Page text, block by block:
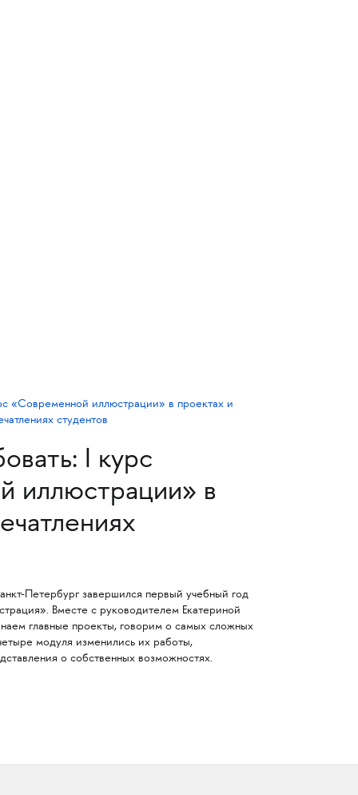
I курс
иллюстрации» в
Петербург завершился первый учебный год
Вместе с руководителем Екатериной
главные проекты, говорим о самых сложных
модуля изменились их работы,
о собственных возможностях.